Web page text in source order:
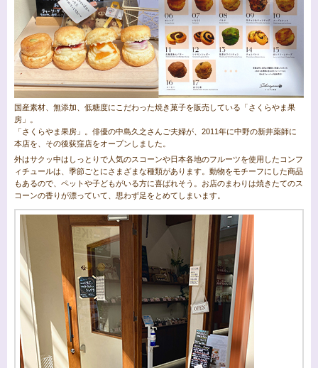
国産素材、無添加、低糖度にこだわった焼き菓子を販売している「さくらやま果
房」。
「さくらやま果房」。俳優の中島久之さんご夫婦が、2011年に中野の新井薬師に
本店を、その後荻窪店をオープンしました。
外はサクッ中はしっとりで人気のスコーンや日本各地のフルーツを使用したコンフ
ィチュールは、季節ごとにさまざまな種類があります。動物をモチーフにした商品
もあるので、ペットや子どもがいる方に喜ばれそう。お店のまわりは焼きたてのス
コーンの香りが漂っていて、思わず足をとめてしまいます。